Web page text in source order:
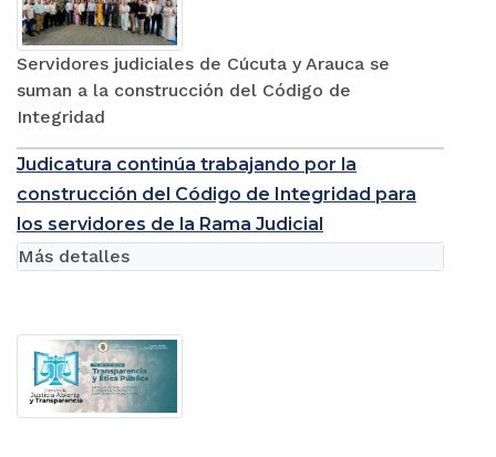
Servidores judiciales de Cúcuta y Arauca se
suman a la construcción del Código de
Integridad
Judicatura continúa trabajando por la
construcción del Código de Integridad para
los servidores de la Rama Judicial
Más detalles